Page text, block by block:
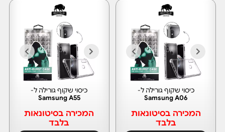
כיסוי שקוף גורילה ל-
Samsung A06
המכירה בסיטונאות
בלבד
כיסוי שקוף גורילה ל-
Samsung A55
המכירה בסיטונאות
בלבד